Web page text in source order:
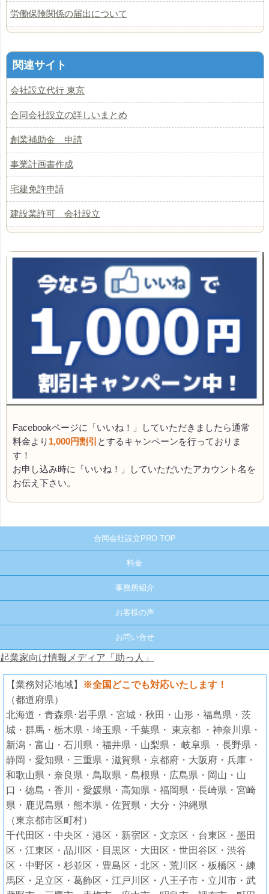
労働保険関係の届出について
関連サイト
会社設立代行 東京
合同会社設立の詳しいまとめ
創業補助金 申請
事業計画書作成
宅建免許申請
建設業許可 会社設立
Facebookページに「いいね！」していただきましたら通常
料金より 1,000円割引 とするキャンペーンを行っておりま
す！
お申し込み時に「いいね！」していただいたアカウント名を
お伝え下さい。
合同会社設立PRO TOP
料金
事務所紹介
お客様の声
お問い合せ
起業家向け情報メディア「助っ人」
【業務対応地域】
※全国どこでも対応いたします！
（都道府県）
北海道・青森県･岩手県・宮城・秋田・山形・福島県・茨
城・群馬・栃木県・埼玉県・千葉県・ 東京都 ・神奈川県・
新潟・富山・石川県・福井県・山梨県・ 岐阜県 ・長野県・
静岡・愛知県・三重県・滋賀県・京都府・大阪府・兵庫・
和歌山県・奈良県・鳥取県・島根県・広島県・岡山・山
口・徳島・香川・愛媛県・高知県・福岡県・長崎県・宮崎
県・鹿児島県・熊本県・佐賀県・大分・沖縄県
（東京都市区町村）
千代田区・中央区・港区・新宿区・文京区・台東区・墨田
区・江東区・品川区・目黒区・大田区・世田谷区・渋谷
区・中野区・杉並区・豊島区・北区・荒川区・板橋区・練
馬区・足立区・葛飾区・江戸川区・八王子市・立川市・武